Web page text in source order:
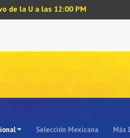
de la U a las 12:00 PM
Selección Mexicana Más